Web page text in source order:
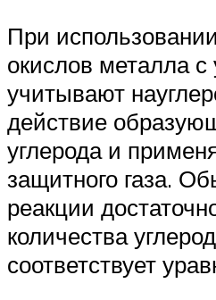
При
окислов металла с
учитывают
действие
углерода и
защитного газа.
реакции
количества
соответствует